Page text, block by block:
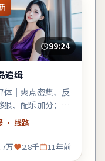
99:24
追缉
体｜爽点密集、反
狠、配乐加分；缺
个别配角工具人
一试。
· 线路
万 2.8千 11年前